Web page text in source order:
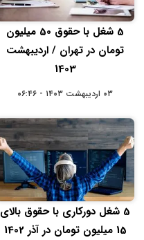
5 شغل با حقوق 50 میلیون
تومان در تهران / اردیبهشت
1403
۰۳ اردیبهشت ۱۴۰۳ - ۰۶:۴۶
5 شغل دورکاری با حقوق بالای
15 میلیون تومان در آذر 1402